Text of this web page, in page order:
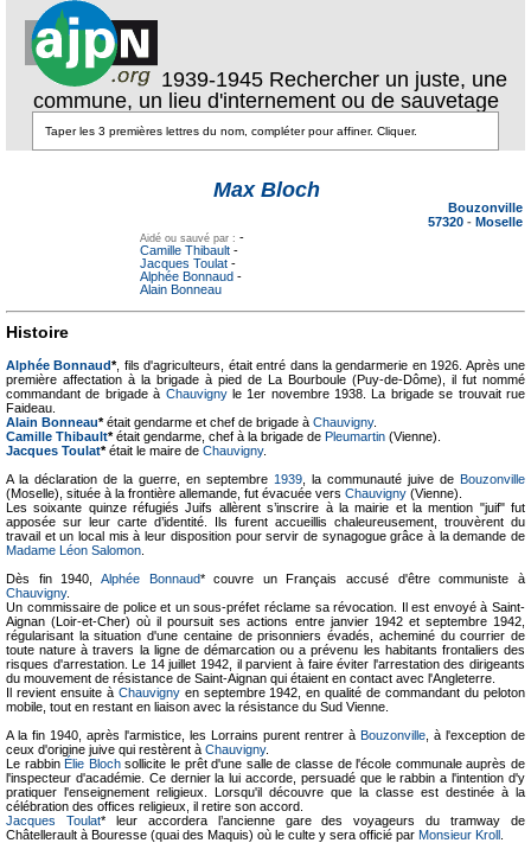
1939-1945 Rechercher un juste, une
commune, un lieu d'internement ou de sauvetage
Max Bloch
Bouzonville
57320 - Moselle
Aidé ou sauvé par : -
Camille Thibault -
Jacques Toulat -
Alphée Bonnaud -
Alain Bonneau
Histoire
Alphée Bonnaud*, fils d'agriculteurs, était entré dans la gendarmerie en 1926. Après une
première affectation à la brigade à pied de La Bourboule (Puy-de-Dôme), il fut nommé
commandant de brigade à Chauvignyle 1er novembre 1938. La brigade se trouvait rue
Faideau.
Alain Bonneau*était gendarme et chef de brigade à Chauvigny.
Camille Thibault*était gendarme, chef à la brigade de Pleumartin (Vienne).
Jacques Toulat*était le maire de Chauvigny.
A la déclaration de la guerre, en septembre 1939 , la communauté juive de Bouzonville
(Moselle), située à la frontière allemande, fut évacuée vers Chauvigny (Vienne).
Les soixante quinze réfugiés Juifs allèrent s’inscrire à la mairie et la mention "juif" fut
apposée sur leur carte d’identité. Ils furent accueillis chaleureusement, trouvèrent du
travail et un local mis à leur disposition pour servir de synagogue grâce à la demande de
Madame Léon Salomon
Dès fin 1940, Alphée Bonnaud* couvre un Français accusé d'être communiste à
Chauvigny.
Un commissaire de police et un sous-préfet réclame sa révocation. Il est envoyé à Saint-
Aignan (Loir-et-Cher) où il poursuit ses actions entre janvier 1942 et septembre 1942,
régularisant la situation d'une centaine de prisonniers évadés, acheminé du courrier de
toute nature à travers la ligne de démarcation ou a prévenu les habitants frontaliers des
risques d'arrestation. Le 14 juillet 1942, il parvient à faire éviter l'arrestation des dirigeants
du mouvement de résistance de Saint-Aignan qui étaient en contact avec l'Angleterre.
Il revient ensuite à Chauvignyen septembre 1942, en qualité de commandant du peloton
mobile, tout en restant en liaison avec la résistance du Sud Vienne.
A la fin 1940, après l'armistice, les Lorrains purent rentrer à Bouzonville , à l'exception de
ceux d'origine juive qui restèrent à Chauvigny.
Le rabbinÉlie Blochsollicite le prêt d'une salle de classe de l'école communale auprès de
l'inspecteur d'académie. Ce dernier la lui accorde, persuadé que le rabbin a l'intention d'y
pratiquer l'enseignement religieux. Lorsqu'il découvre que la classe est destinée à la
célébration des offices religieux, il retire son accord.
Jacques Toulat* leur accordera l’ancienne gare des voyageurs du tramway de
Châtellerault à Bouresse (quai des Maquis) où le culte y sera officié par Monsieur Kroll